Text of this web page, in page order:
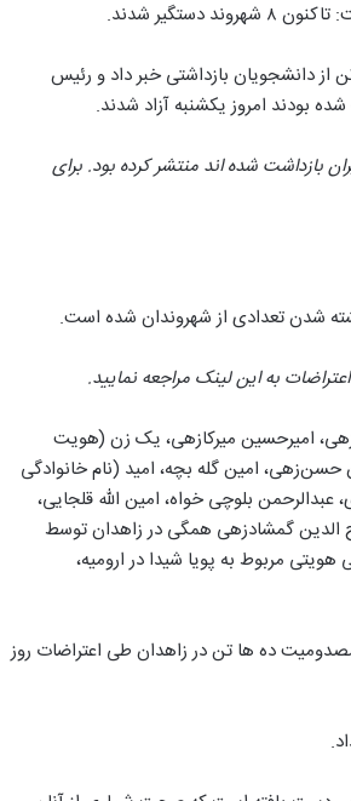
دیگر مدیر حوزه ریاست و روابط عمومی دانشگاه علامه طباطبایی از آزادی ۹ تن از دانشجویان بازداشتی خبر داد و رئیس
بازداشت شده اند منتشر کرده بود. برای
شدن تعدادی از شهروندان شده است.
به این لینک مراجعه نمایید.
امیرحسین میرکازهی، یک زن (هویت
امین گله‌ بچه، امید (نام خانوادگی
عبدالرحمن بلوچی‌ خواه، امین‌ الله قلجایی،
الدین گمشادزهی همگی در زاهدان توسط
هویتی مربوط به پویا شیدا در ارومیه،
امام جمعه زاهدان از جان باختن حداقل ۴۰ شهروند و مصدومیت ده ها تن در زاهدان طی اعتراضات روز